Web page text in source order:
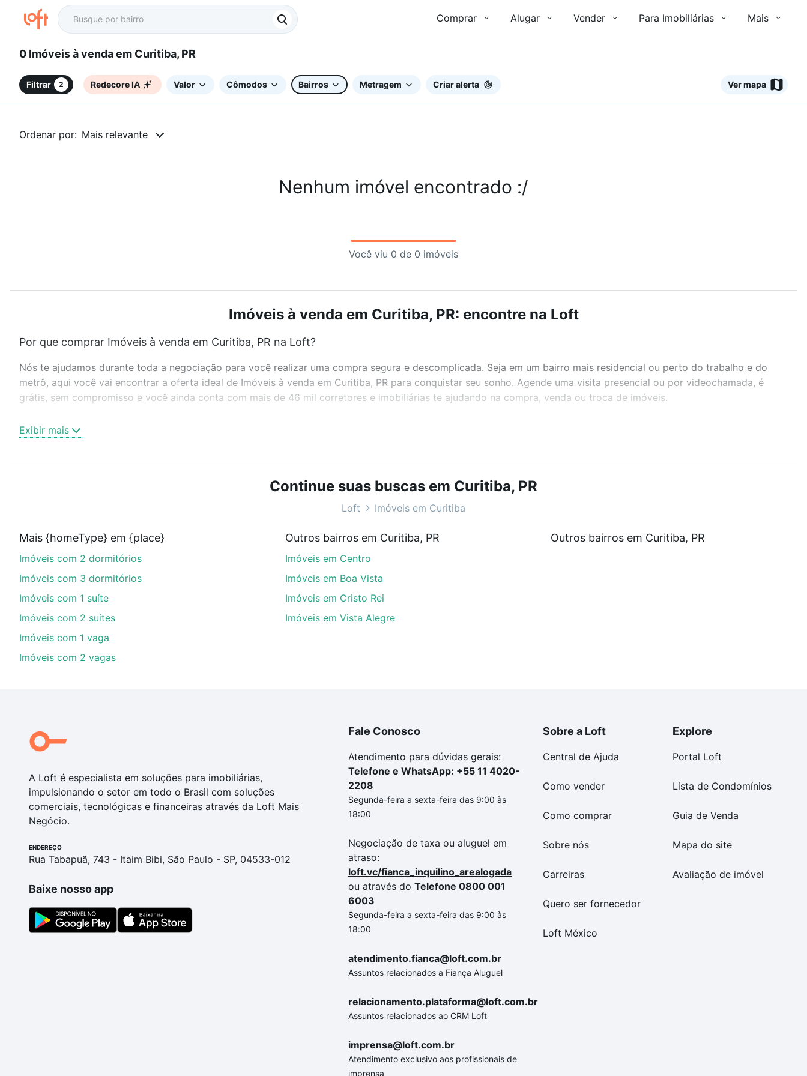
Comprar Alugar Vender Para Imobiliárias Mais
0 Imóveis à venda em Curitiba, PR
Filtrar 2 Redecore IA Valor Cômodos Bairros Metragem Criar alerta Ver mapa
Ordenar por: Mais relevante
Nenhum imóvel encontrado :/
Você viu 0 de 0 imóveis
Imóveis à venda em Curitiba, PR: encontre na Loft
Por que comprar Imóveis à venda em Curitiba, PR na Loft?
Nós te ajudamos durante toda a negociação para você realizar uma compra segura e descomplicada. Seja em um bairro mais residencial ou perto do trabalho e do
metrô, aqui você vai encontrar a oferta ideal de Imóveis à venda em Curitiba, PR para conquistar seu sonho. Agende uma visita presencial ou por videochamada, é
grátis, sem compromisso e você ainda conta com mais de 46 mil corretores e imobiliárias te ajudando na compra, venda ou troca de imóveis.
ou sem vaga de garagem para combinar perfeitamente com o preço, metragem e comodidades, como piscina, academia, salão de festas ou área verde e encontrar
Imóveis à venda em Curitiba, PR ideal para você na Loft.
parcelas podem se adequar ao seu orçamento. Se ainda tem alguma dúvida dos custos envolvidos no processo de compra, veja em nosso portal quanto custa comprar
um apartamento e conte com a gente para comprar o imóvel dos seus sonhos com segurança e conforto. Loft, com você até as chaves.
Exibir mais
Continue suas buscas em Curitiba, PR
Loft Imóveis em Curitiba
Mais {homeType} em {place}
Imóveis com 2 dormitórios
Imóveis com 3 dormitórios
Imóveis com 1 suíte
Imóveis com 2 suítes
Imóveis com 1 vaga
Imóveis com 2 vagas
Outros bairros em Curitiba, PR
Imóveis em Centro
Imóveis em Boa Vista
Imóveis em Cristo Rei
Imóveis em Vista Alegre
Outros bairros em Curitiba, PR
A Loft é especialista em soluções para imobiliárias,
impulsionando o setor em todo o Brasil com soluções
comerciais, tecnológicas e financeiras através da Loft Mais
Negócio.
ENDEREÇO
Rua Tabapuã, 743 - Itaim Bibi, São Paulo - SP, 04533-012
Baixe nosso app
Fale Conosco
Atendimento para dúvidas gerais:
Telefone e WhatsApp: +55 11 4020-
2208
Segunda-feira a sexta-feira das 9:00 às
18:00
Negociação de taxa ou aluguel em
atraso:
loft.vc/fianca_inquilino_arealogada
ou através do Telefone 0800 001
6003
Segunda-feira a sexta-feira das 9:00 às
18:00
atendimento.fianca@loft.com.br
Assuntos relacionados a Fiança Aluguel
relacionamento.plataforma@loft.com.br
Assuntos relacionados ao CRM Loft
imprensa@loft.com.br
Atendimento exclusivo aos profissionais de
imprensa
Sobre a Loft
Central de Ajuda
Como vender
Como comprar
Sobre nós
Carreiras
Quero ser fornecedor
Loft México
Explore
Portal Loft
Lista de Condomínios
Guia de Venda
Mapa do site
Avaliação de imóvel